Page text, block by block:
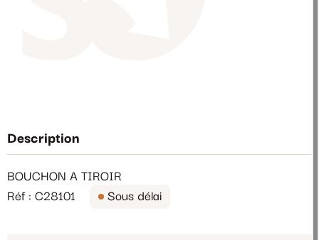
Description
BOUCHON A TIROIR
Réf : C28101
Sous délai